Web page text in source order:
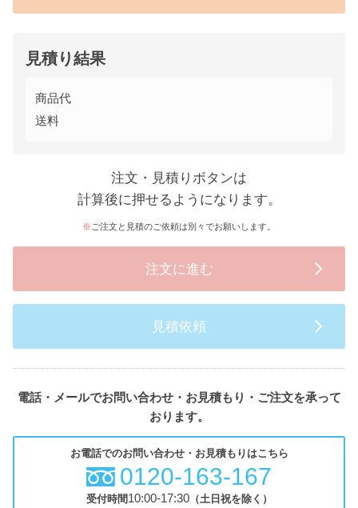
見積り結果
商品代
送料
注文・見積りボタンは
計算後に押せるようになります。
ご注文と見積のご依頼は別々でお願いします。
注文に進む
見積依頼
電話・メールでお問い合わせ・お見積もり・ご注文を承って
おります。
お電話でのお問い合わせ・お見積もりはこちら
0120-163-167
受付時間10:00-17:30（土日祝を除く）